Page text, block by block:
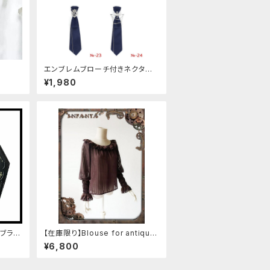
エンブレムブローチ付きネクタイ
(ネイビー)
¥1,980
ラッ
【在庫限り】Blouse for antique
automaton
¥6,800